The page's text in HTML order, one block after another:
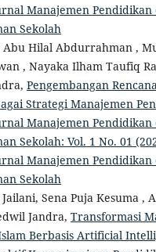
Manajemen Pendidikan
Sekolah
Abu Hilal Abdurrahman ,
, Nayaka Ilham Taufiq
Pengembangan
Strategi Manajemen
Manajemen Pendidikan
Sekolah: Vol. 1 No. 01
Manajemen Pendidikan
Sekolah
Sena Puja Kesuma ,
Jandra, Transformasi
Berbasis Artificial